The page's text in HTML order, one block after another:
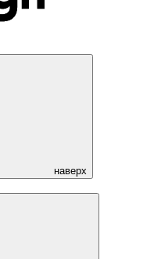
наверх